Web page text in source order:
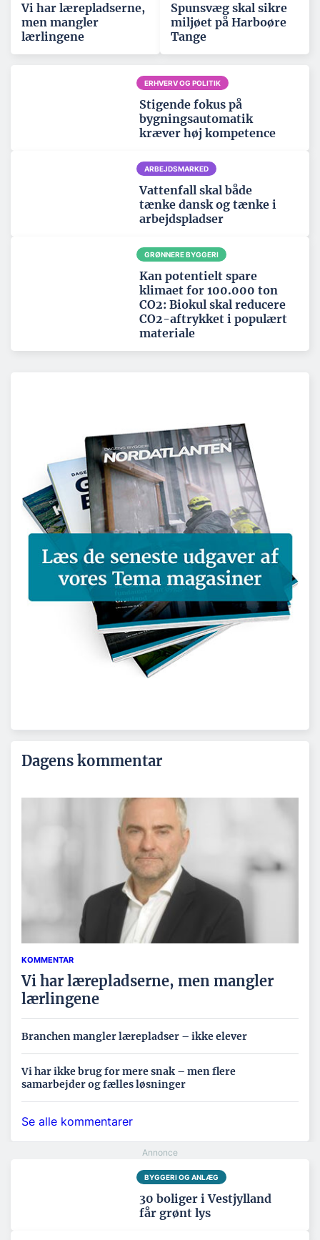
Vi har lærepladserne,
men mangler
lærlingene
Spunsvæg skal sikre
miljøet på Harboøre
Tange
ERHVERV OG POLITIK
Stigende fokus på
bygningsautomatik
kræver høj kompetence
ARBEJDSMARKED
Vattenfall skal både
tænke dansk og tænke i
arbejdspladser
GRØNNERE BYGGERI
Kan potentielt spare
klimaet for 100.000 ton
CO2: Biokul skal reducere
CO2-aftrykket i populært
materiale
Dagens kommentar
KOMMENTAR
Vi har lærepladserne, men mangler
lærlingene
Branchen mangler lærepladser – ikke elever
Vi har ikke brug for mere snak – men flere
samarbejder og fælles løsninger
Se alle kommentarer
BYGGERI OG ANLÆG
30 boliger i Vestjylland
får grønt lys